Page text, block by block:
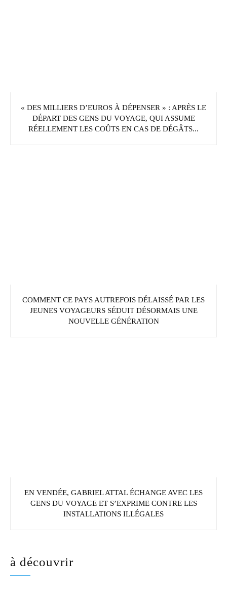
« DES MILLIERS D’EUROS À DÉPENSER » : APRÈS LE
DÉPART DES GENS DU VOYAGE, QUI ASSUME
RÉELLEMENT LES COÛTS EN CAS DE DÉGÂTS...
COMMENT CE PAYS AUTREFOIS DÉLAISSÉ PAR LES
JEUNES VOYAGEURS SÉDUIT DÉSORMAIS UNE
NOUVELLE GÉNÉRATION
EN VENDÉE, GABRIEL ATTAL ÉCHANGE AVEC LES
GENS DU VOYAGE ET S’EXPRIME CONTRE LES
INSTALLATIONS ILLÉGALES
à découvrir